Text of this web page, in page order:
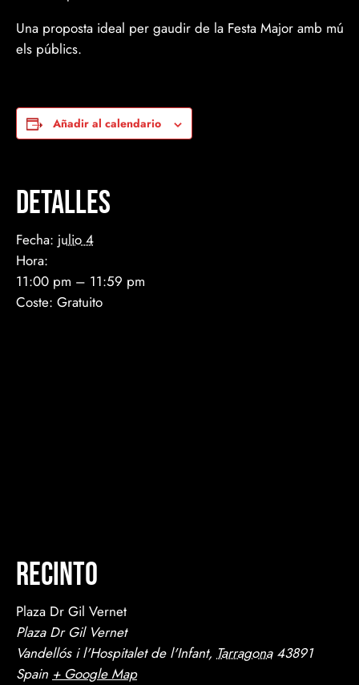
Una proposta ideal per gaudir de la Festa Major amb
els públics.
Añadir al calendario
Detalles
Fecha: julio 4
Hora:
11:00 pm – 11:59 pm
Coste: Gratuito
Recinto
Plaza Dr Gil Vernet
Plaza Dr Gil Vernet
Vandellós i l'Hospitalet de l'Infant, Tarragona 43891
Spain + Google Map